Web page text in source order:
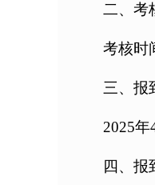
二、考
考核时
三、报
2025年
四、报